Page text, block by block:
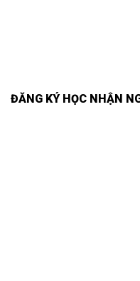
ĐĂNG KÝ HỌC NHẬN